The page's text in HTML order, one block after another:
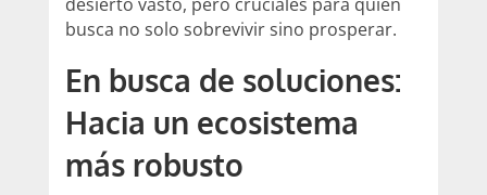
busca no solo sobrevivir sino prosperar.
En busca de soluciones:
Hacia un ecosistema
más robusto